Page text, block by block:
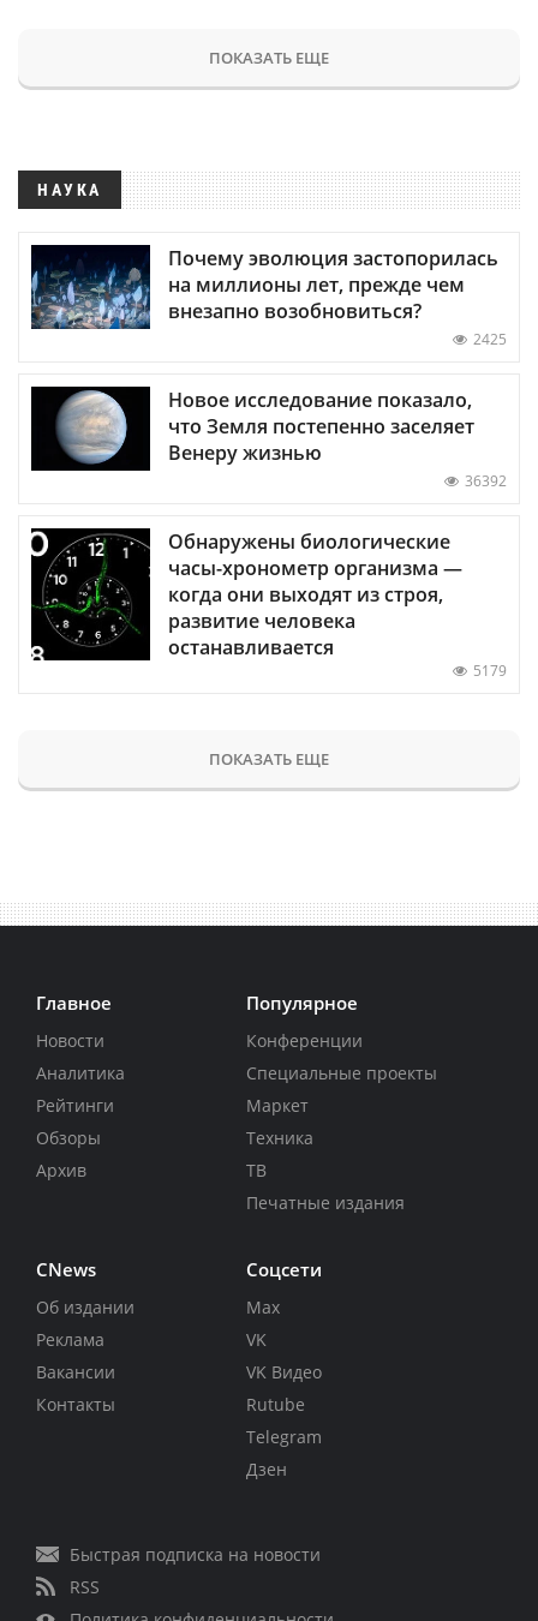
ПОКАЗАТЬ ЕЩЕ
НАУКА
Почему эволюция застопорилась
на миллионы лет, прежде чем
внезапно возобновиться?
2425
Новое исследование показало,
что Земля постепенно заселяет
Венеру жизнью
36392
Обнаружены биологические
часы-хронометр организма —
когда они выходят из строя,
развитие человека
останавливается
5179
ПОКАЗАТЬ ЕЩЕ
Главное
Новости
Аналитика
Рейтинги
Обзоры
Архив
Популярное
Конференции
Специальные проекты
Маркет
Техника
ТВ
Печатные издания
CNews
Об издании
Реклама
Вакансии
Контакты
Соцсети
Max
VK
VK Видео
Rutube
Telegram
Дзен
Быстрая подписка на новости
RSS